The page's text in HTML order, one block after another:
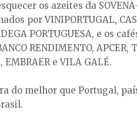
os azeites da
por VINIPORTUGAL,
PORTUGUESA, e os
RENDIMENTO, APCER,
EMBRAER e VILA GALÉ.
do melhor que Portugal,